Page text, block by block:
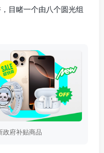
目睹一个由八个圆光组
政府补贴商品